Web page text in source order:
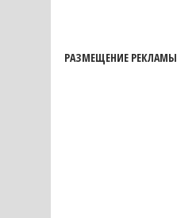
РАЗМЕЩЕНИЕ РЕКЛАМЫ